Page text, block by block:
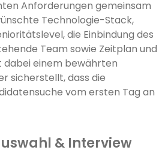
Anforderungen gemeinsam
Technologie-Stack,
die Einbindung des
Team sowie Zeitplan und
dabei einem bewährten
sicherstellt, dass die
vom ersten Tag an
& Interview